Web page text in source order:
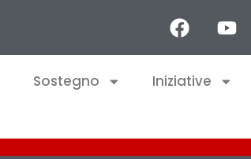
Sostegno Iniziative